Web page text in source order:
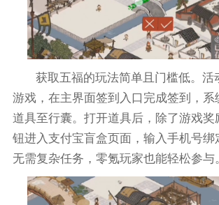
获取五福的玩法简单且门槛低。活
游戏，在主界面签到入口完成签到，系
道具至行囊。打开道具后，除了游戏奖
钮进入支付宝盲盒页面，输入手机号绑
无需复杂任务，零氪玩家也能轻松参与